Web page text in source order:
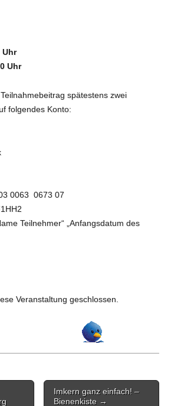
Uhr
Uhr
spätestens zwei
folgendes Konto:
0063 0673 07
Teilnehmer“ „Anfangsdatum des
Veranstaltung geschlossen.
Imkern ganz einfach! –
Bienenkiste →